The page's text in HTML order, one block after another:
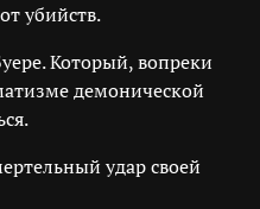
убийств.
Который, вопреки
демонической
удар своей